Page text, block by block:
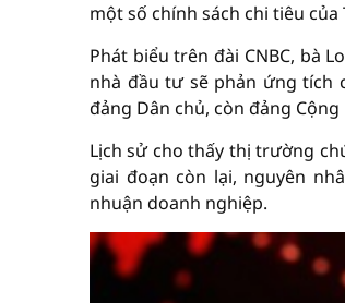
một số chính sách chi tiêu
Phát biểu trên đài CNBC, bà
nhà đầu tư sẽ phản ứng tích
đảng Dân chủ, còn đảng
Lịch sử cho thấy thị trường
giai đoạn còn lại, nguyên
nhuận doanh nghiệp.